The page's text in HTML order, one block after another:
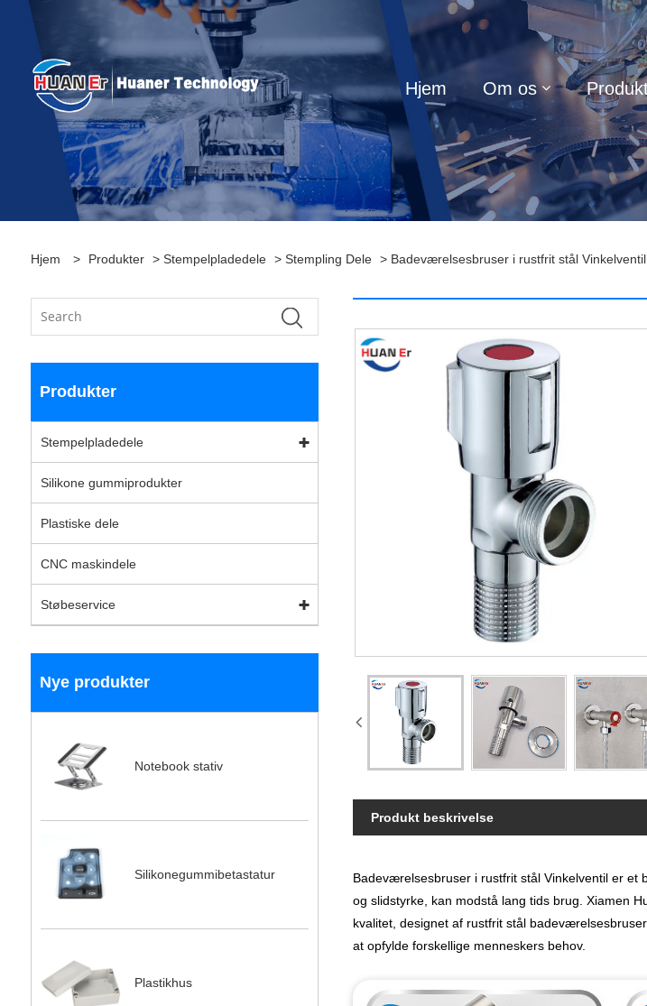
Hjem Om os
Hjem > Produkter > Stempelpladedele > Stempling Dele > Badeværelsesbruser i rustfrit stål Vinkelventil
Produkter
Stempelpladedele
Silikone gummiprodukter
Plastiske dele
CNC maskindele
Støbeservice
Nye produkter
Notebook stativ
Silikonegummibetastatur
Plastikhus
Produkt beskrivelse
Badeværelsesbruser i rustfrit stål Vinkelventil er
og slidstyrke, kan modstå lang tids brug. Xiamen
kvalitet, designet af rustfrit stål
at opfylde forskellige menneskers behov.